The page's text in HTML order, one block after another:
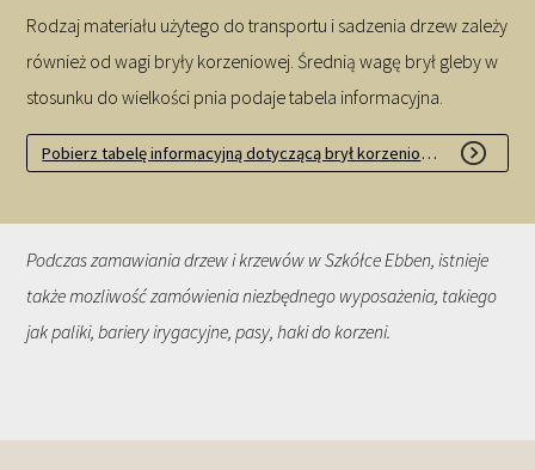
Rodzaj materiału użytego do transportu i sadzenia drzew zależy
również od wagi bryły korzeniowej. Średnią wagę brył gleby w
stosunku do wielkości pnia podaje tabela informacyjna.
Pobierz tabelę informacyjną dotyczącą brył korzeniowych
Podczas zamawiania drzew i krzewów w Szkółce Ebben, istnieje
także mozliwość zamówienia niezbędnego wyposażenia, takiego
jak paliki, bariery irygacyjne, pasy, haki do korzeni.